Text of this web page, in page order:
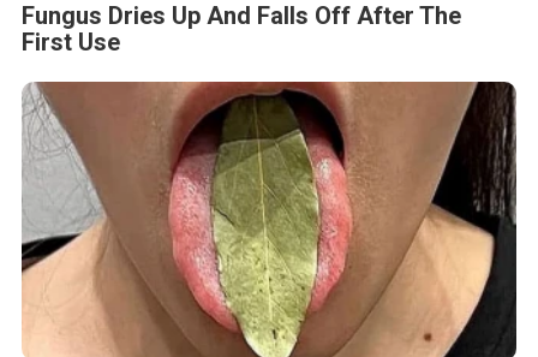
Fungus Dries Up And Falls Off After The
First Use